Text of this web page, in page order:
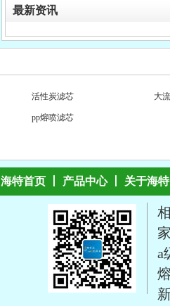
最新资讯
pp熔喷滤芯
海特首页 产品中心丨 关于海特
a